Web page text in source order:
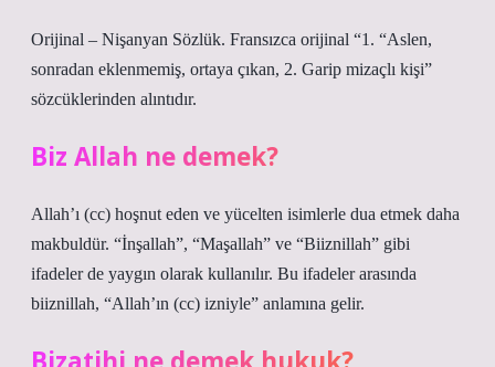
Orijinal – Nişanyan Sözlük. Fransızca orijinal “1. “Aslen,
sonradan eklenmemiş, ortaya çıkan, 2. Garip mizaçlı kişi”
sözcüklerinden alıntıdır.
Biz Allah ne demek?
Allah’ı (cc) hoşnut eden ve yücelten isimlerle dua etmek daha
makbuldür. “İnşallah”, “Maşallah” ve “Biiznillah” gibi
ifadeler de yaygın olarak kullanılır. Bu ifadeler arasında
biiznillah, “Allah’ın (cc) izniyle” anlamına gelir.